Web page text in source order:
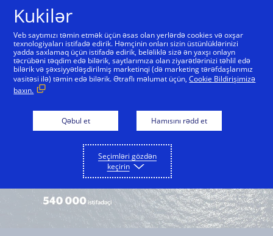
Bütün Visa kartları Premium kart imtiyaz paketi
Kukilər
Veb saytımızı təmin etmək üçün əsas olan yerlərdə cookies və oxşar
texnologiyaları istifadə edirik. Həmçinin onları sizin üstünlüklərinizi
yadda saxlamaq üçün istifadə edirik, beləliklə sizə ən yaxşı onlayn
təcrübəni təqdim edə bilərik, saytlarımıza olan ziyarətlərinizi təhlil edə
bilərik və şəxsiyyətləşdirilmiş marketinqi (də marketing tərəfdaşlarımız
vasitəsi ilə) təmin edə bilərik. Ətraflı məlumat üçün,Cookie Bildirişimizə
baxın.
Qəbul et Hamısını rədd et
Seçimləri gözdən
keçirin